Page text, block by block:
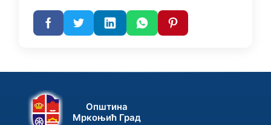
Општина
Мркоњић Град